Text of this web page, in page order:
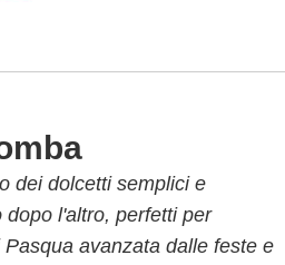
dei dolcetti semplici e
l'altro, perfetti per
avanzata dalle feste e